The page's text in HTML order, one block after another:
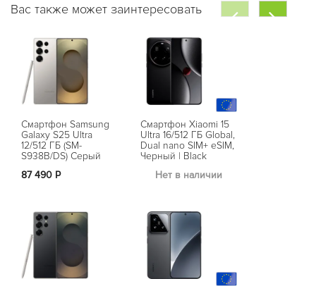
Вас также может заинтересовать
Смартфон Samsung
Galaxy S25 Ultra
12/512 ГБ (SM-
S938B/DS) Серый
87 490 Р
Смартфон Xiaomi 15
Ultra 16/512 ГБ Global,
Dual nano SIM+ eSIM,
Черный | Black
Нет в наличии